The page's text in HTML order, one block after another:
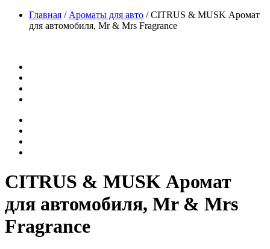
Главная / Ароматы для авто /CITRUS & MUSK Аромат
для автомобиля, Mr & Mrs Fragrance
CITRUS & MUSK Аромат
для автомобиля, Mr & Mrs
Fragrance